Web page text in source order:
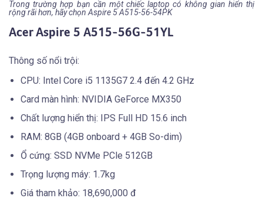
Trong trường hợp bạn cần một chiếc laptop có không gian hiển thị
rộng rãi hơn, hãy chọn Aspire 5 A515-56-54PK
Acer Aspire 5 A515-56G-51YL
Thông số nổi trội:
CPU: Intel Core i5 1135G7 2.4 đến 4.2 GHz
Card màn hình: NVIDIA GeForce MX350
Chất lượng hiển thị: IPS Full HD 15.6 inch
RAM: 8GB (4GB onboard + 4GB So-dim)
Ổ cứng: SSD NVMe PCle 512GB
Trọng lượng máy: 1.7kg
Giá tham khảo: 18,690,000 đ